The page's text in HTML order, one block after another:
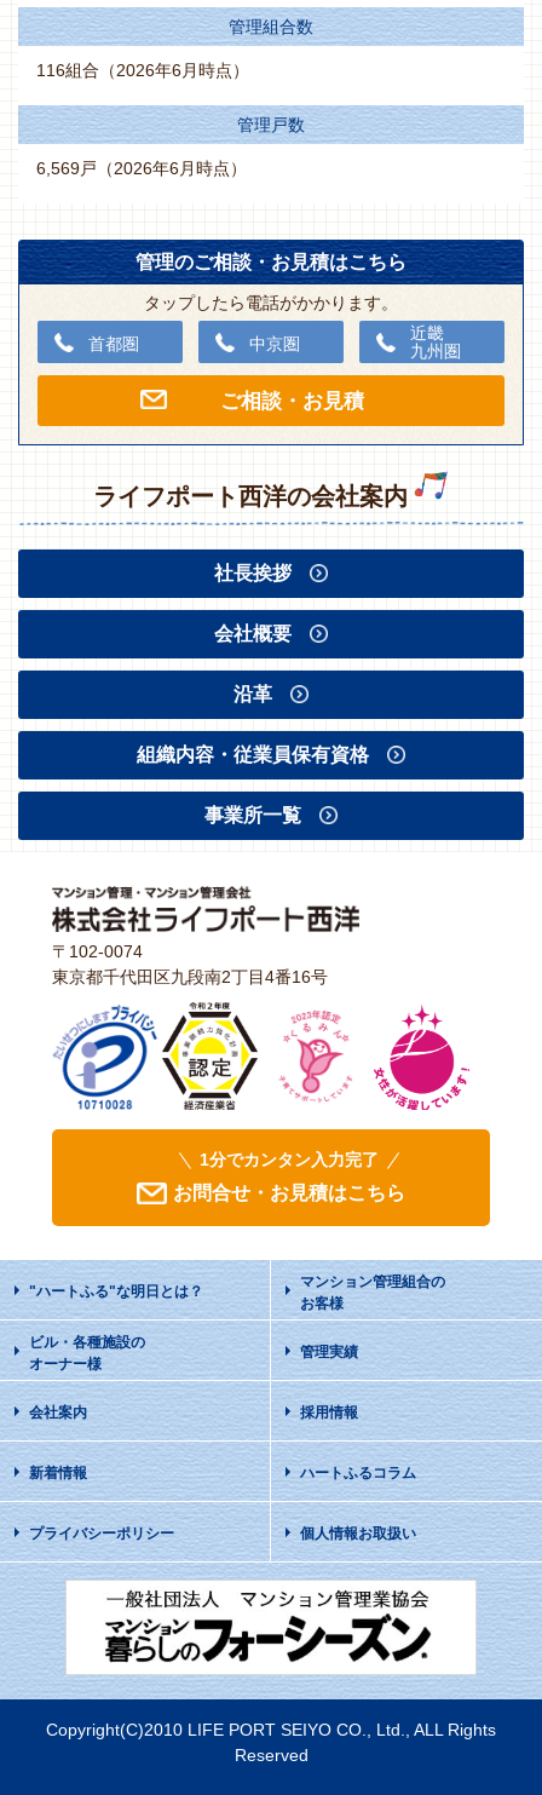
管理組合数
116組合（2026年6月時点）
管理戸数
6,569戸（2026年6月時点）
管理のご相談・お見積はこちら
タップしたら電話がかかります。
首都圏 中京圏
近畿
九州圏
ご相談・お見積
ライフポート西洋の会社案内
社長挨拶
会社概要
沿革
組織内容・従業員保有資格
事業所一覧
〒102-0074
東京都千代田区九段南2丁目4番16号
1分でカンタン入力完了
お問合せ・お見積はこちら
"ハートふる"な明日 とは？
マンション管理組合の
お客様
ビル・各種施設の
オーナー様
管理実績
会社案内 採用情報
新着情報 ハートふるコラム
プライバシーポリシー 個人情報お取扱い
Copyright(C)2010 LIFE PORT SEIYO CO., Ltd., ALL Rights
Reserved